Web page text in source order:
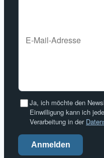
Ja, ich möchte den
Einwilligung kann ich
Verarbeitung in der
Anmelden